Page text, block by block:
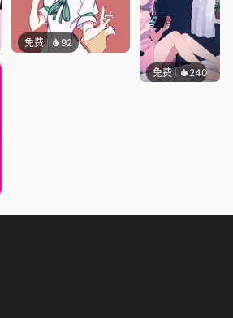
免费 92
免费 240好看